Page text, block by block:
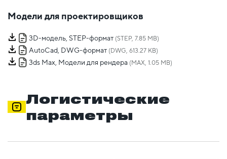
Модели для проектировщиков
3D-модель, STEP-формат (STEP, 7.85 MB)
AutoCad, DWG-формат (DWG, 613.27 KB)
3ds Max, Модели для рендера (MAX, 1.05 MB)
Логистические
параметры